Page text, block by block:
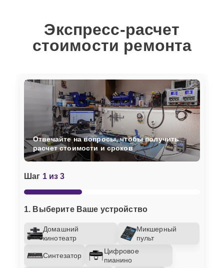
Экспресс-расчет
стоимости ремонта
Шаг 1 из 3
1. Выберите Ваше устройство
Домашний
кинотеатр
Микшерный
пульт
Синтезатор
Цифровое
пианино
Отвечайте на вопросы, чтобы получить
расчет стоимости и сроков